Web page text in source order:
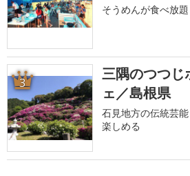
そうめんが食べ放題
3
三隅のつつじ
ェ／島根県
石見地方の伝統芸
楽しめる